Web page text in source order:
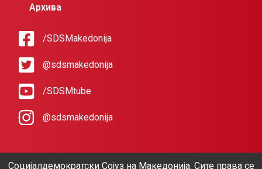
Архива
/SDSMakedonija
@sdsmakedonija
/SDSMtube
@sdsmakedonija
Социјалдемократски Сојуз на Македонија. Сите права се